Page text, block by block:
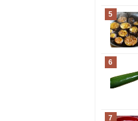
5
6
7